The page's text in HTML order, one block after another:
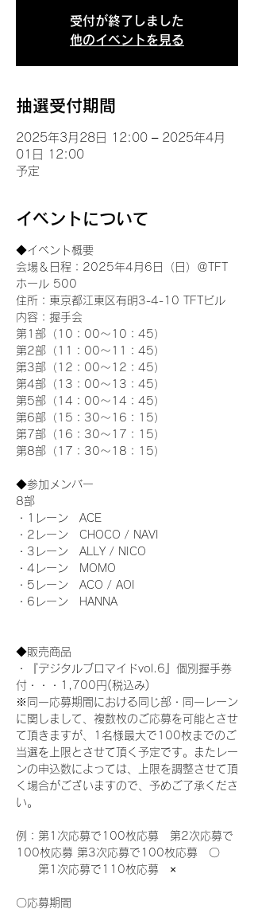
受付が終了しました
他のイベントを見る
抽選受付期間
2025年3月28日 12:00 – 2025年4月
01日 12:00
予定
イベントについて
◆イベント概要
会場＆日程：2025年4月6日（日）＠TFT
ホール 500
住所：東京都江東区有明3-4-10 TFTビル
内容：握手会
第1部（10：00～10：45）
第2部（11：00～11：45）
第3部（12：00～12：45）
第4部（13：00～13：45）
第5部（14：00～14：45）
第6部（15：30～16：15）
第7部（16：30～17：15）
第8部（17：30～18：15）
◆参加メンバー
8部
・1レーン　ACE
・2レーン　CHOCO / NAVI
・3レーン　ALLY / NICO
・4レーン　MOMO
・5レーン　ACO / AOI
・6レーン　HANNA
◆販売商品
・『デジタルブロマイドvol.6』個別握手券
付・・・1,700円(税込み)
※同一応募期間における同じ部・同一レーン
に関しまして、複数枚のご応募を可能とさせ
て頂きますが、1名様最大で100枚までのご
当選を上限とさせて頂く予定です。またレー
ンの申込数によっては、上限を調整させて頂
く場合がございますので、予めご了承くださ
い。
例：第1次応募で100枚応募　第2次応募で
100枚応募 第3次応募で100枚応募　〇
第1次応募で110枚応募　×
〇応募期間